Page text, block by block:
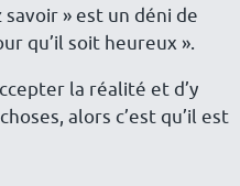
» est un déni de
qu’il soit heureux ».
la réalité et d’y
alors c’est qu’il est